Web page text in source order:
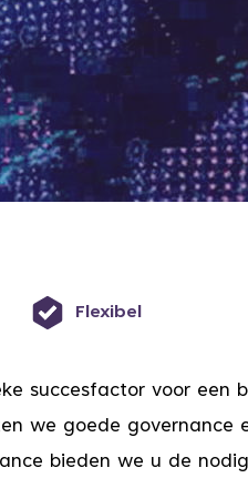
Flexibel
succesfactor voor een
we goede governance
bieden we u de